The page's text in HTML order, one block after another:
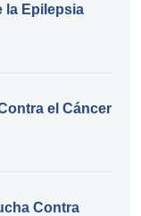
la Epilepsia
el Cáncer
Contra